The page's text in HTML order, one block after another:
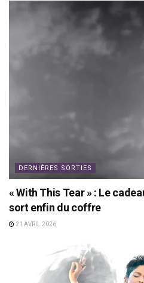
DERNIÈRES SORTIES
« With This Tear » : Le
sort enfin du coffre
21 AVRIL 2026